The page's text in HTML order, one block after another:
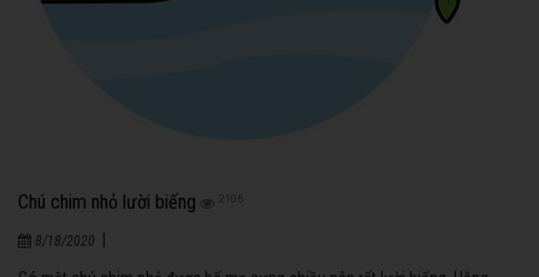
Chú chim nhỏ lười biếng 2106
8/18/2020